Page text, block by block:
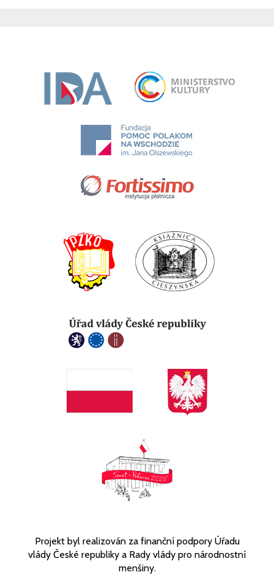
Projekt byl realizován za finanční podpory Úřadu
vlády České republiky a Rady vlády pro národnostní
menšiny.